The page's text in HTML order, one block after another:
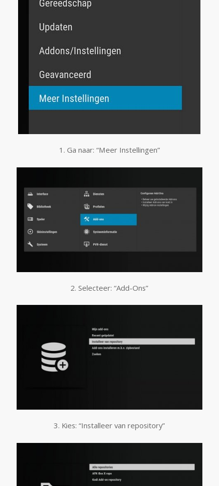
1. Ga naar: “Meer Instellingen”
2. Selecteer: “Add-Ons”
3. Kies: “Installeer van repository”